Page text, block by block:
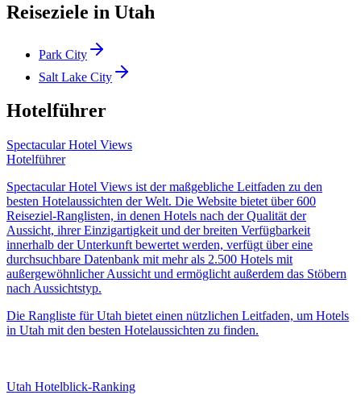
Reiseziele in Utah
Park City
Salt Lake City
Hotelführer
Spectacular Hotel Views
Hotelführer
Spectacular Hotel Views ist der maßgebliche Leitfaden zu den
besten Hotelaussichten der Welt. Die Website bietet über 600
Reiseziel-Ranglisten, in denen Hotels nach der Qualität der
Aussicht, ihrer Einzigartigkeit und der breiten Verfügbarkeit
innerhalb der Unterkunft bewertet werden, verfügt über eine
durchsuchbare Datenbank mit mehr als 2.500 Hotels mit
außergewöhnlicher Aussicht und ermöglicht außerdem das Stöbern
nach Aussichtstyp.
Die Rangliste für Utah bietet einen nützlichen Leitfaden, um Hotels
in Utah mit den besten Hotelaussichten zu finden.
Utah Hotelblick-Ranking